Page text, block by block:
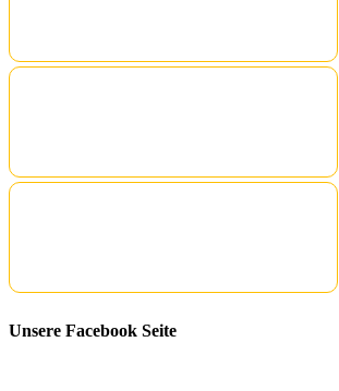
Unsere Facebook Seite